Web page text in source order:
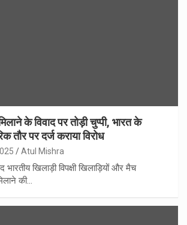
के विवाद पर तोड़ी चुप्पी, भारत के
तौर पर दर्ज कराया विरोध
Atul Mishra
भारतीय खिलाड़ी विपक्षी खिलाड़ियों और मैच
की…